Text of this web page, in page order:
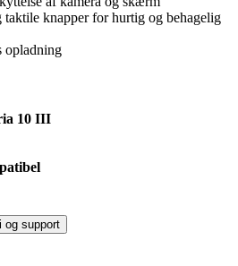
knapper for hurtig og behagelig
opladning
10 III
og support